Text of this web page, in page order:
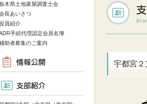
木県土地家屋調査士会
長あいさつ
員紹介
手続代理認定会員名簿
助者募集のご案内
宇都宮